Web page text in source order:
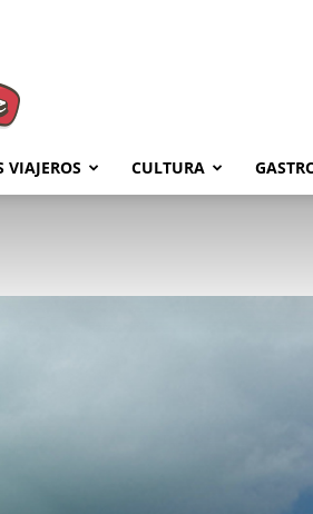
VIAJEROS CULTURA